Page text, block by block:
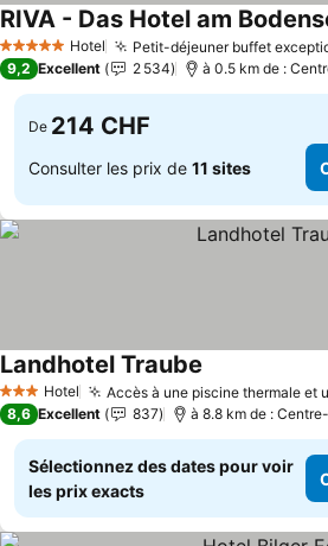
5 Étoiles Hotel Petit-déjeuner buffet
RIVA - Das Hotel am
9,2 Excellent 2 534 à 0.5 km de :
De 214 CHF
Consulter les prix de 11 sites
3 ÉtoilesHotel Accès à une piscine thermale et
Landhotel Traube
8,6 Excellent 837 à 8.8 km de :
Sélectionnez des dates pour voir
les prix exacts